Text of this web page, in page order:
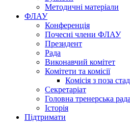
Методичні матеріали
ФЛАУ
Конференція
Почесні члени ФЛАУ
Президент
Рада
Виконавчий комітет
Комітети та комісії
Комісія з поза
Секретаріат
Головна тренерська
Історія
Підтримати